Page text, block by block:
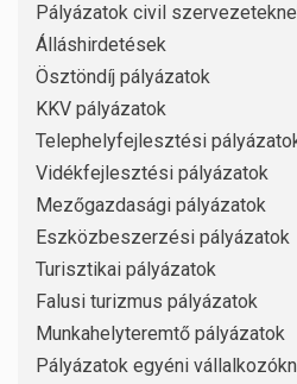
Pályázatok civil
Álláshirdetések
Ösztöndíj pályázatok
KKV pályázatok
Telephelyfejlesztési
Vidékfejlesztési pályázatok
Mezőgazdasági pályázatok
Eszközbeszerzési pályázatok
Turisztikai pályázatok
Falusi turizmus pályázatok
Munkahelyteremtő pályázatok
Pályázatok egyéni